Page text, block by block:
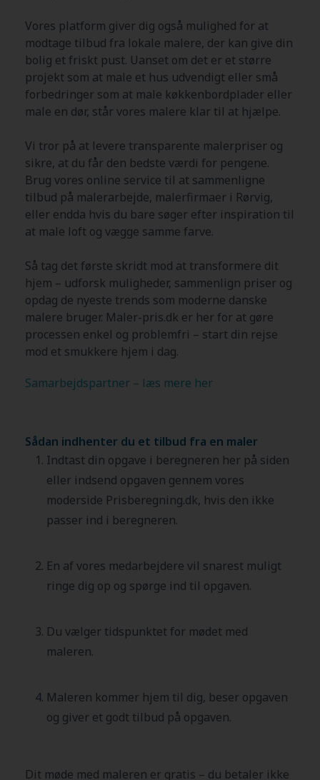
Vores platform giver dig også mulighed for at
modtage tilbud fra lokale malere, der kan give din
bolig et friskt pust. Uanset om det er et større
projekt som at male et hus udvendigt eller små
forbedringer som at male køkkenbordplader eller
male en dør, står vores malere klar til at hjælpe.
Vi tror på at levere transparente malerpriser og
sikre, at du får den bedste værdi for pengene.
Brug vores online service til at sammenligne
tilbud på malerarbejde, malerfirmaer i Rørvig,
eller endda hvis du bare søger efter inspiration til
at male loft og vægge samme farve.
Så tag det første skridt mod at transformere dit
hjem – udforsk muligheder, sammenlign priser og
opdag de nyeste trends som moderne danske
malere bruger. Maler-pris.dk er her for at gøre
processen enkel og problemfri – start din rejse
mod et smukkere hjem i dag.
Samarbejdspartner – læs mere her
Sådan indhenter du et tilbud fra en maler
Indtast din opgave i beregneren her på siden
eller indsend opgaven gennem vores
moderside Prisberegning.dk, hvis den ikke
passer ind i beregneren.
En af vores medarbejdere vil snarest muligt
ringe dig op og spørge ind til opgaven.
Du vælger tidspunktet for mødet med
maleren.
Maleren kommer hjem til dig, beser opgaven
og giver et godt tilbud på opgaven.
Dit møde med maleren er gratis – du betaler ikke